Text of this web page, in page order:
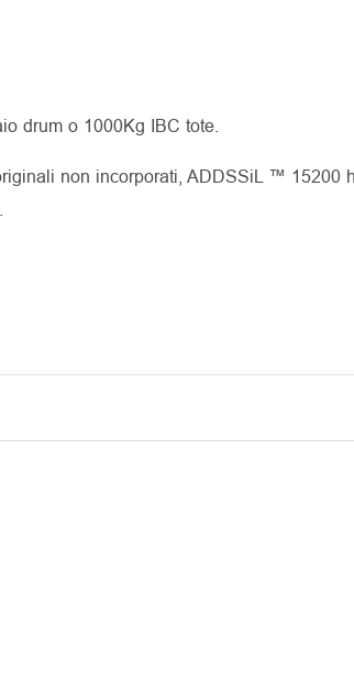
drum o 1000Kg IBC tote.
non incorporati, ADDSSiL ™ 15200